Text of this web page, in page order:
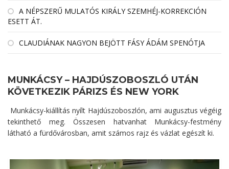
A NÉPSZERŰ MULATÓS KIRÁLY SZEMHÉJ-KORREKCIÓN
ESETT ÁT.
CLAUDIÁNAK NAGYON BEJÖTT FÁSY ÁDÁM SPENÓTJA
MUNKÁCSY – HAJDÚSZOBOSZLÓ UTÁN
KÖVETKEZIK PÁRIZS ÉS NEW YORK
Munkácsy-kiállítás nyílt Hajdúszoboszlón, ami augusztus végéig
tekinthető meg. Összesen hatvanhat Munkácsy-festmény
látható a fürdővárosban, amit számos rajz és vázlat egészít ki.